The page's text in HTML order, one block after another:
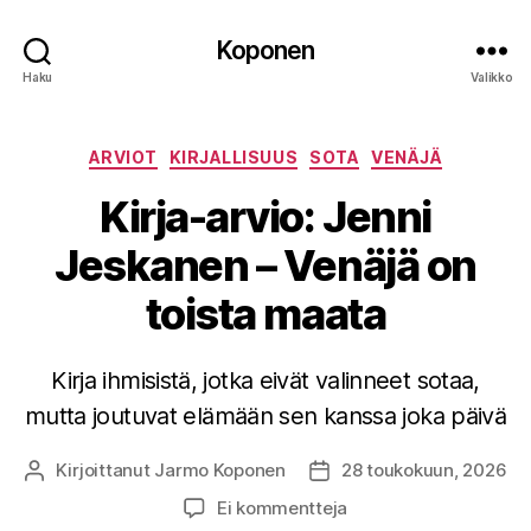
Haku
Koponen
Valikko
Kategoriat
ARVIOT KIRJALLISUUS SOTA VENÄJÄ
Kirja-arvio: Jenni
Jeskanen – Venäjä on
toista maata
Kirja ihmisistä, jotka eivät valinneet sotaa,
mutta joutuvat elämään sen kanssa joka päivä
Kirjoittaja
Kirjoittanut Jarmo Koponen Julkaisupäivämäärä
28 toukokuun, 2026
Ei kommentteja